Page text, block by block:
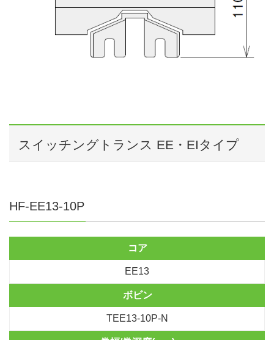
スイッチングトランス EE・EIタイプ
HF-EE13-10P
コア
EE13
ボビン
TEE13-10P-N